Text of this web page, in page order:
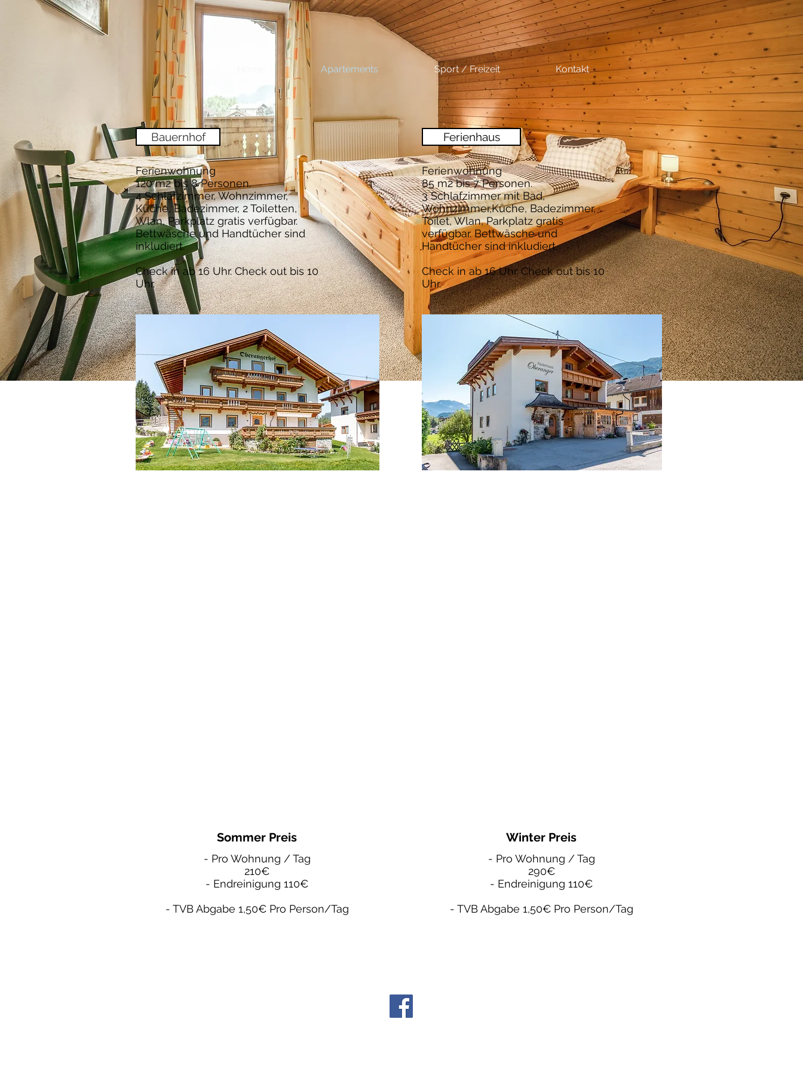
Apartements Sport / Freizeit Kontakt
Bauernhof
Ferienwohnung
120 m2 bis 8 Personen.
4 Schlafzimmer, Wohnzimmer,
Küche, Badezimmer, 2 Toiletten,
Wlan, Parkplatz gratis verfügbar.
Bettwäsche und Handtücher sind
inkludiert.
Check in ab 16 Uhr. Check out bis 10
Uhr.
Ferienhaus
Ferienwohnung
85 m2 bis 7 Personen.
3 Schlafzimmer mit Bad,
Wohnzimmer,Küche, Badezimmer,
Toilet, Wlan, Parkplatz gratis
verfügbar. Bettwäsche und
Handtücher sind inkludiert.
Check in ab 16 Uhr. Check out bis 10
Uhr.
Sommer Preis
- Pro Wohnung / Tag
210€
- Endreinigung 110€
- TVB Abgabe 1,50€ Pro Person/Tag
Winter Preis
- Pro Wohnung / Tag
290€
- Endreinigung 110€
- TVB Abgabe 1,50€ Pro Person/Tag